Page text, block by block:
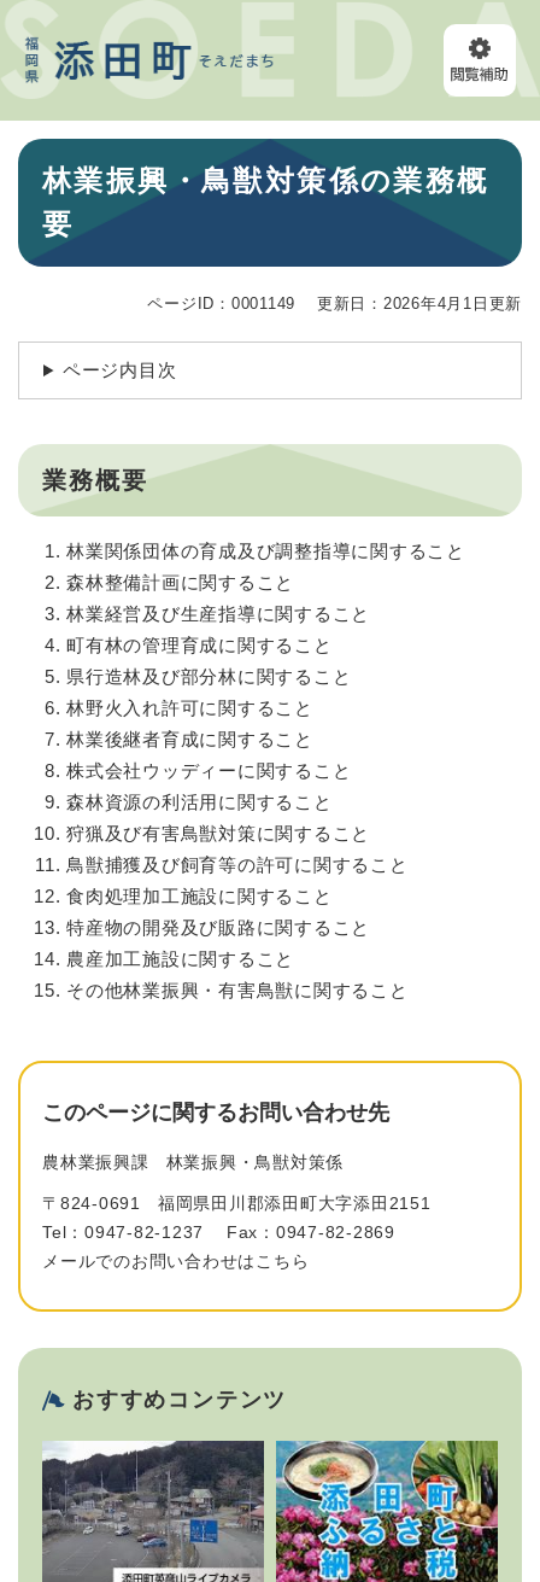
ペ
ー
の
メニューを飛ばして本文へ
本
林業振興・鳥獣対策係の業務概
要
ページID：0001149 更新日：2026年4月1日更新
ページ内目次
業務概要
林業関係団体の育成及び調整指導に関すること
森林整備計画に関すること
林業経営及び生産指導に関すること
町有林の管理育成に関すること
県行造林及び部分林に関すること
林野火入れ許可に関すること
林業後継者育成に関すること
株式会社ウッディーに関すること
森林資源の利活用に関すること
狩猟及び有害鳥獣対策に関すること
鳥獣捕獲及び飼育等の許可に関すること
食肉処理加工施設に関すること
特産物の開発及び販路に関すること
農産加工施設に関すること
その他林業振興・有害鳥獣に関すること
このページに関するお問い合わせ先
農林業振興課 林業振興・鳥獣対策係
〒824-0691
福岡県田川郡添田町大字添田2151
Tel：0947-82-1237
Fax：0947-82-2869
メールでのお問い合わせはこちら
おすすめコンテンツ